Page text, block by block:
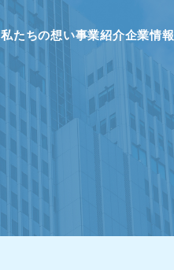
私たちの想い事業紹介企業情報